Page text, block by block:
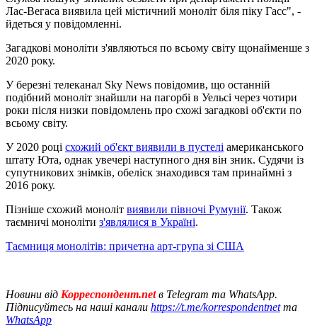
Лас-Вегаса виявила цей містичний моноліт біля піку Гасс", -
йдеться у повідомленні.
Загадкові моноліти з'являються по всьому світу щонайменше з
2020 року.
У березні телеканал Sky News повідомив, що останній
подібний моноліт знайшли на пагорбі в Уельсі через чотири
роки після низки повідомлень про схожі загадкові об'єкти по
всьому світу.
У 2020 році схожий об'єкт виявили в пустелі американського
штату Юта, однак увечері наступного дня він зник. Судячи із
супутникових знімків, обеліск знаходився там принаймні з
2016 року.
Пізніше схожий моноліт виявили півночі Румунії. Також
таємничі моноліти з'являлися в Україні.
Таємниця монолітів: причетна арт-група зі США
Новини від Корреспондент.netв Telegram та WhatsApp.
Підписуйтесь на наші канали https://t.me/korrespondentnetта
WhatsApp